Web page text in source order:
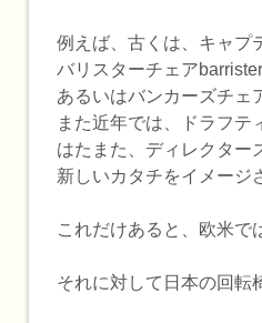
例えば、古くは、キャプ
バリスターチェア
あるいはバンカーズチェ
また近年では、ドラフテ
はたまた、ディレクター
新しいカタチをイメージ
これだけあると、欧米
それに対して日本の回転